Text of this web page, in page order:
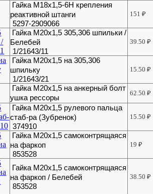
Гайка М18х1,5-6Н крепления
реактивной штанги
5297-2909066
151₽
Гайка М20х1,5 305,306 шпильки /
Белебей
1/21643/11
39.50₽
Гайка М20х1,5 на 305,306
шпильку
1/21643/21
15.50₽
Гайка М20х1,5 на анкерный болт
ушка рессоры
62.50₽
Гайка М20х1,5 рулевого пальца
стаб-ра (Зубренок)
374910
15.50₽
Гайка М20х1,5 самоконтрящаяся
на фаркоп
853528
19₽
Гайка М20х1,5 самоконтрящаяся
на фаркоп / Белебей
853528
38.50₽